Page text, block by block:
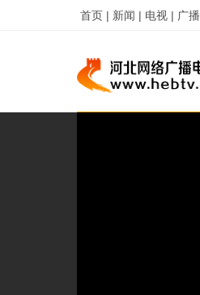
首页 | 新闻 | 电视 | 广